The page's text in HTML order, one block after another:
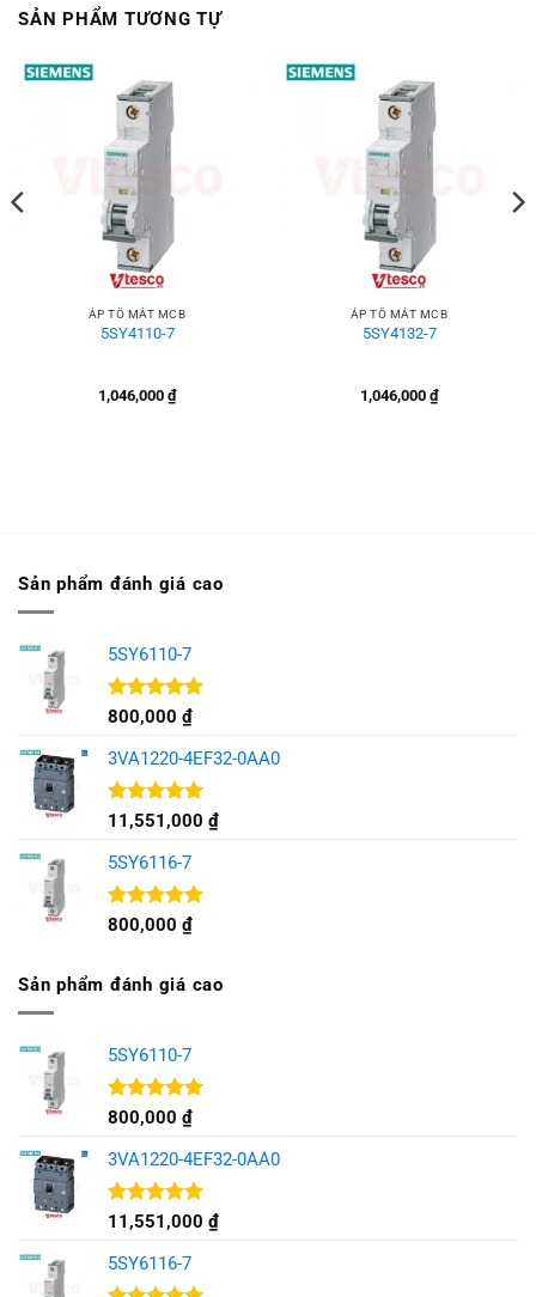
SẢN PHẨM TƯƠNG TỰ
ÁP TÔ MÁT MCB
5SY4110-7
1,046,000 ₫
ÁP TÔ MÁT MCB
5SY4132-7
1,046,000 ₫
Sản phẩm đánh giá cao
5SY6110-7
Được xếp
5 sao
800,000 ₫
3VA1220-4EF32-0AA0
Được xếp
5 sao
11,551,000 ₫
5SY6116-7
Được xếp
800,000 ₫
Sản phẩm đánh giá cao
5SY6110-7
Được xếp
5 sao
800,000 ₫
3VA1220-4EF32-0AA0
Được xếp
5 sao
11,551,000 ₫
5SY6116-7